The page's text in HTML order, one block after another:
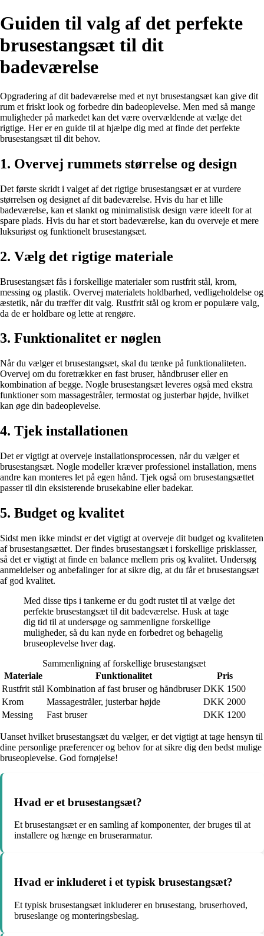
Guiden til valg af det perfekte
brusestangsæt til dit
badeværelse
Opgradering af dit badeværelse med et nyt brusestangsæt kan give dit
rum et friskt look og forbedre din badeoplevelse. Men med så mange
muligheder på markedet kan det være overvældende at vælge det
rigtige. Her er en guide til at hjælpe dig med at finde det perfekte
brusestangsæt til dit behov.
1. Overvej rummets størrelse og design
Det første skridt i valget af det rigtige brusestangsæt er at vurdere
størrelsen og designet af dit badeværelse. Hvis du har et lille
badeværelse, kan et slankt og minimalistisk design være ideelt for at
spare plads. Hvis du har et stort badeværelse, kan du overveje et mere
luksuriøst og funktionelt brusestangsæt.
2. Vælg det rigtige materiale
Brusestangsæt fås i forskellige materialer som rustfrit stål, krom,
messing og plastik. Overvej materialets holdbarhed, vedligeholdelse og
æstetik, når du træffer dit valg. Rustfrit stål og krom er populære valg,
da de er holdbare og lette at rengøre.
3. Funktionalitet er nøglen
Når du vælger et brusestangsæt, skal du tænke på funktionaliteten.
Overvej om du foretrækker en fast bruser, håndbruser eller en
kombination af begge. Nogle brusestangsæt leveres også med ekstra
funktioner som massagestråler, termostat og justerbar højde, hvilket
kan øge din badeoplevelse.
4. Tjek installationen
Det er vigtigt at overveje installationsprocessen, når du vælger et
brusestangsæt. Nogle modeller kræver professionel installation, mens
andre kan monteres let på egen hånd. Tjek også om brusestangsættet
passer til din eksisterende brusekabine eller badekar.
5. Budget og kvalitet
Sidst men ikke mindst er det vigtigt at overveje dit budget og kvaliteten
af brusestangsættet. Der findes brusestangsæt i forskellige prisklasser,
så det er vigtigt at finde en balance mellem pris og kvalitet. Undersøg
anmeldelser og anbefalinger for at sikre dig, at du får et brusestangsæt
af god kvalitet.
Med disse tips i tankerne er du godt rustet til at vælge det
perfekte brusestangsæt til dit badeværelse. Husk at tage
dig tid til at undersøge og sammenligne forskellige
muligheder, så du kan nyde en forbedret og behagelig
bruseoplevelse hver dag.
Sammenligning af forskellige brusestangsæt
Materiale
Funktionalitet
Pris
Rustfrit stål Kombination af fast bruser og håndbruser DKK 1500
Krom
Massagestråler, justerbar højde
DKK 2000
Messing
Fast bruser DKK 1200
Uanset hvilket brusestangsæt du vælger, er det vigtigt at tage hensyn til
dine personlige præferencer og behov for at sikre dig den bedst mulige
bruseoplevelse. God fornøjelse!
Hvad er et brusestangsæt?
Et brusestangsæt er en samling af komponenter, der bruges til at
installere og hænge en bruserarmatur.
Hvad er inkluderet i et typisk brusestangsæt?
Et typisk brusestangsæt inkluderer en brusestang, bruserhoved,
bruseslange og monteringsbeslag.